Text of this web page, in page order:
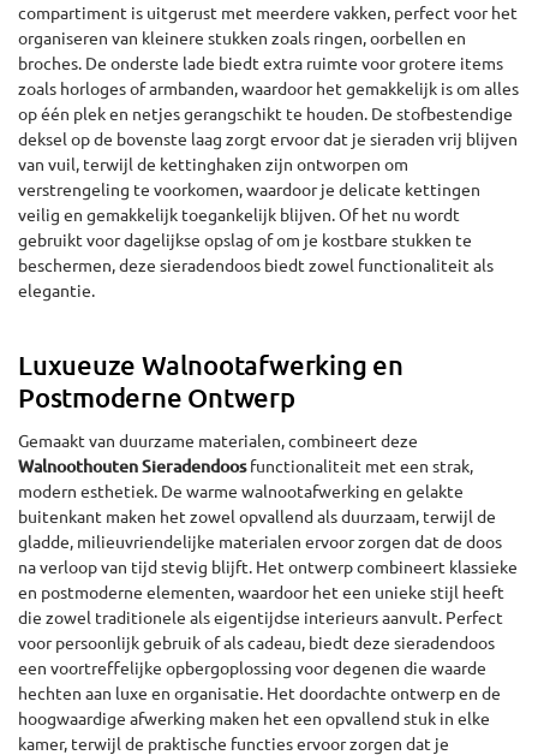
compartiment is uitgerust met meerdere vakken, perfect voor het
organiseren van kleinere stukken zoals ringen, oorbellen en
broches. De onderste lade biedt extra ruimte voor grotere items
zoals horloges of armbanden, waardoor het gemakkelijk is om alles
op één plek en netjes gerangschikt te houden. De stofbestendige
deksel op de bovenste laag zorgt ervoor dat je sieraden vrij blijven
van vuil, terwijl de kettinghaken zijn ontworpen om
verstrengeling te voorkomen, waardoor je delicate kettingen
veilig en gemakkelijk toegankelijk blijven. Of het nu wordt
gebruikt voor dagelijkse opslag of om je kostbare stukken te
beschermen, deze sieradendoos biedt zowel functionaliteit als
elegantie.
Luxueuze Walnootafwerking en
Postmoderne Ontwerp
Gemaakt van duurzame materialen, combineert deze
Walnoothouten Sieradendoosfunctionaliteit met een strak,
modern esthetiek. De warme walnootafwerking en gelakte
buitenkant maken het zowel opvallend als duurzaam, terwijl de
gladde, milieuvriendelijke materialen ervoor zorgen dat de doos
na verloop van tijd stevig blijft. Het ontwerp combineert klassieke
en postmoderne elementen, waardoor het een unieke stijl heeft
die zowel traditionele als eigentijdse interieurs aanvult. Perfect
voor persoonlijk gebruik of als cadeau, biedt deze sieradendoos
een voortreffelijke opbergoplossing voor degenen die waarde
hechten aan luxe en organisatie. Het doordachte ontwerp en de
hoogwaardige afwerking maken het een opvallend stuk in elke
kamer, terwijl de praktische functies ervoor zorgen dat je